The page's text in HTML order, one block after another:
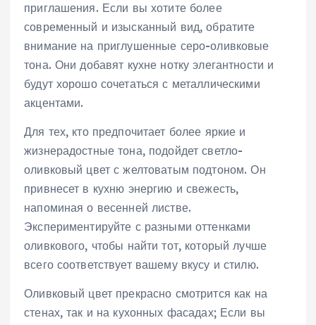
приглашения. Если вы хотите более
современный и изысканный вид, обратите
внимание на приглушенные серо-оливковые
тона. Они добавят кухне нотку элегантности и
будут хорошо сочетаться с металлическими
акцентами.
Для тех, кто предпочитает более яркие и
жизнерадостные тона, подойдет светло-
оливковый цвет с желтоватым подтоном. Он
привнесет в кухню энергию и свежесть,
напоминая о весенней листве.
Экспериментируйте с разными оттенками
оливкового, чтобы найти тот, который лучше
всего соответствует вашему вкусу и стилю.
Оливковый цвет прекрасно смотрится как на
стенах, так и на кухонных фасадах; Если вы